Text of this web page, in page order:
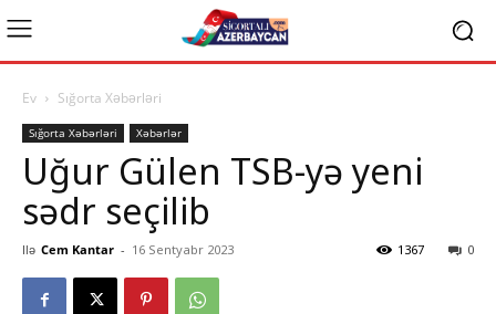
Ev Sığorta Xəbərləri
Sığorta Xəbərləri Xəbərlər
Uğur Gülen TSB-yə yeni
sədr seçilib
Ilə Cem Kantar - 16 Sentyabr 2023 0
1367